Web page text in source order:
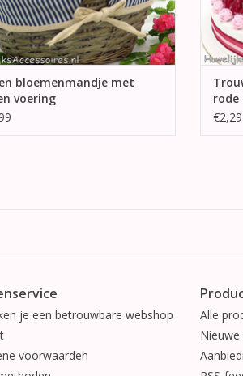
bloemenmandje met
voering
rode
€2,29
je een betrouwbare webshop
voorwaarden
Alle